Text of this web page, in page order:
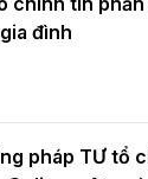
tái đắc
phố Hải
đình
pháp TƯ tổ